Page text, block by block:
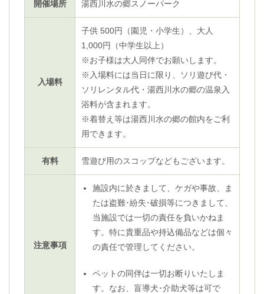
開催場所 湯西川水の郷スノーパーク
入場料
子供 500円（園児・小学生）、大人
1,000円（中学生以上）
※お子様は大人同伴でお願いします。
※入場料には当日に限り、ソリ遊び代・
ソリレンタル代・湯西川水の郷の温泉入
浴料が含まれます。
※着替え等は湯西川水の郷の館内をご利
用できます。
有料 雪遊び用のスコップなどもございます。
注意事項
施設内に於きまして、ケガや事故、ま
たは盗難･紛失･破損等につきまして、
当施設では一切の責任を負いかねま
す。特に貴重品や持込備品などは個々
の責任で管理してください。
ペットの同伴は一切お断りいたしま
す。なお、盲導犬･介助犬等は可で